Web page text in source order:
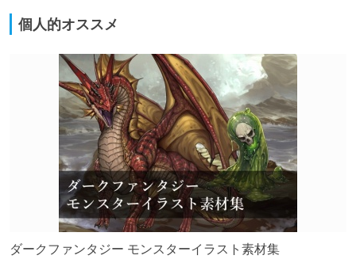
個人的オススメ
ダークファンタジー モンスターイラスト素材集